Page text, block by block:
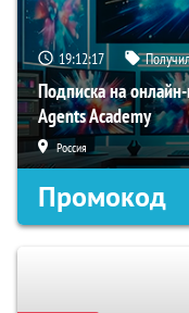
19:12:16
Подписка на
Agents Academy
Россия
Промокод